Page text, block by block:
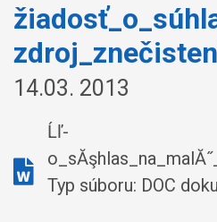
14.03. 2013
Ĺľ-
Typ súboru: DOC